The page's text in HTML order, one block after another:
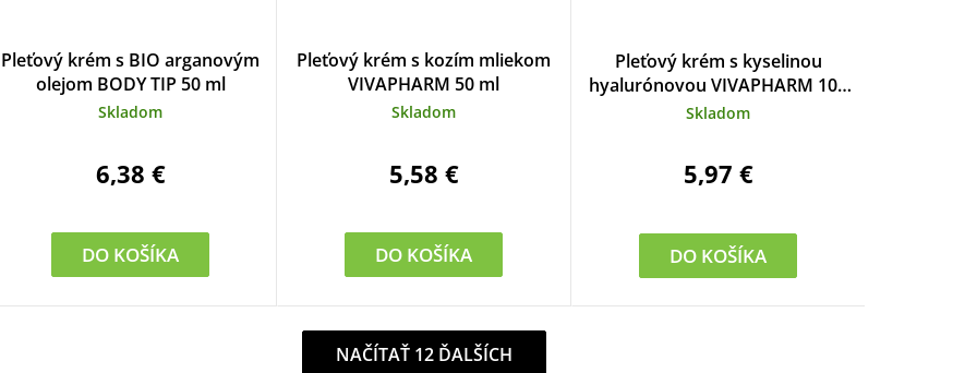
Pleťový krém s BIO arganovým
olejom BODY TIP 50 ml
Skladom
6,38 €
DO KOŠÍKA
Pleťový krém s kozím mliekom
VIVAPHARM 50 ml
Skladom
5,58 €
DO KOŠÍKA
Pleťový krém s kyselinou
hyalurónovou VIVAPHARM 100
ml
Skladom
5,97 €
DO KOŠÍKA
NAČÍTAŤ 12 ĎALŠÍCH